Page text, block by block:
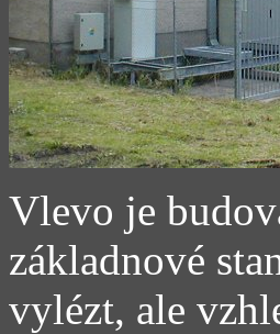
Vlevo je
základnové
vylézt, ale